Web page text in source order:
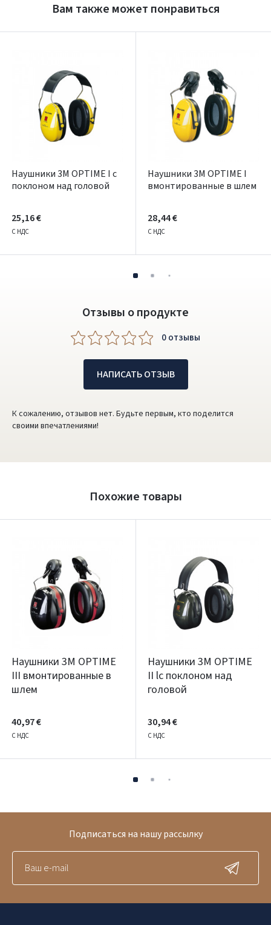
Вам также может понравиться
Наушники 3M OPTIME I с
поклоном над головой
25,16 €
С НДС
Наушники 3M OPTIME I
вмонтированные в шлем
28,44 €
С НДС
Отзывы о продукте
0 oтзывы
НАПИСАТЬ ОТЗЫВ
К сожалению, отзывов нет. Будьте первым, кто поделится
своими впечатлениями!
Похожие товары
Наушники 3M OPTIME
III вмонтированные в
шлем
40,97 €
С НДС
Наушники 3M OPTIME
II lс поклоном над
головой
30,94 €
С НДС
Подписаться на нашу рассылку
Prisijungti
Dar neturite paskyros? Registruokites